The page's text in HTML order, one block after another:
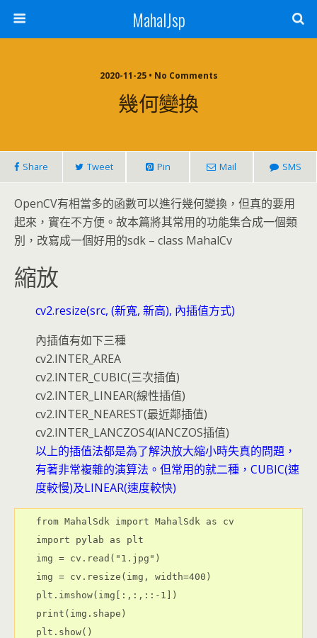
MahalJsp
2020-11-25 • No Comments
幾何變換
Share Tweet Pin Mail SMS
OpenCV有相當多的函數可以進行幾何變換，但真的要用
起來，實在不方便。故本篇將其常用的功能集合成一個類
別，改寫成一個好用的sdk – class MahalCv
縮放
cv2.resize(src, (新寬, 新高), 內插值方式)
內插值有如下三種
cv2.INTER_AREA
cv2.INTER_CUBIC(三次插值)
cv2.INTER_LINEAR(線性插值)
cv2.INTER_NEAREST(最近鄰插值)
cv2.INTER_LANCZOS4(lANCZOS插值)
以上的插值法都是為了解決放大縮小時失真的問題，
有著非常複雜的演算法。但常用的就二種，CUBIC(速
度較慢)及LINEAR(速度較快)
from MahalSdk import MahalSdk as cv
import pylab as plt
img = cv.read("1.jpg")
img = cv.resize(img, width=400)
plt.imshow(img[:,:,::-1])
print(img.shape)